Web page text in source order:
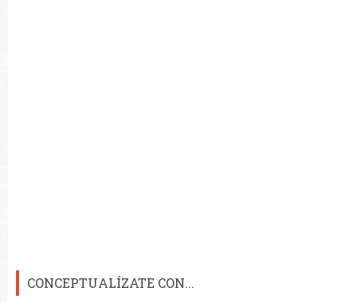
CONCEPTUALÍZATE CON...